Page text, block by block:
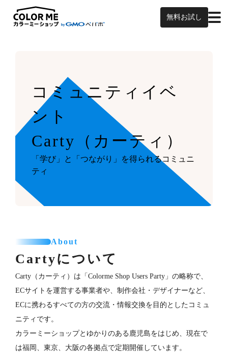
無料お試し
コミュニティイベ
ント
Carty（カーティ）
「学び」と「つながり」を得られるコミュニ
ティ
About
Cartyについて
Carty（カーティ）は「Colorme Shop Users Party」の略称で、
ECサイトを運営する事業者や、制作会社・デザイナーなど、
ECに携わるすべての方の交流・情報交換を目的としたコミュ
ニティです。
カラーミーショップとゆかりのある鹿児島をはじめ、現在で
は福岡、東京、大阪の各拠点で定期開催しています。